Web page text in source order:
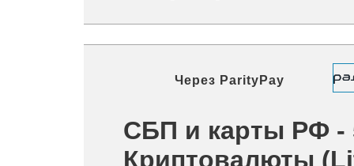
Через ParityPay
СБП и карты РФ -
Криптовалюты